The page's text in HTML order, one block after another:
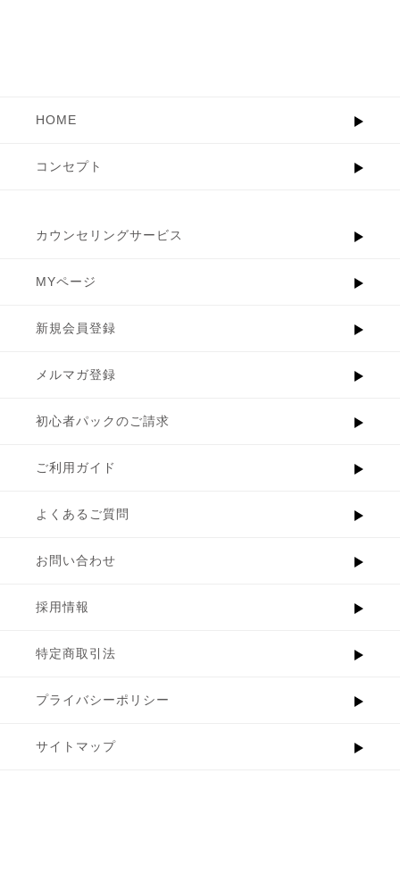
HOME
コンセプト
カウンセリングサービス
MYページ
新規会員登録
メルマガ登録
初心者パックのご請求
ご利用ガイド
よくあるご質問
お問い合わせ
採用情報
特定商取引法
プライバシーポリシー
サイトマップ